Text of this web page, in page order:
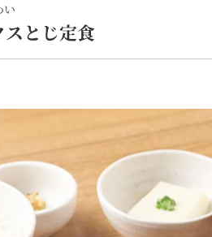
い
スとじ定食